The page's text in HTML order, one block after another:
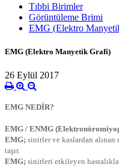
Tıbbi Birimler
Görüntüleme Brimi
EMG (Elektro
EMG (Elektro Manyetik Grafi)
26 Eylül 2017
EMG NEDİR?
EMG / ENMG
EMG; sinirler ve kaslardan alınan
taşır.
EMG; sinirleri etkileyen